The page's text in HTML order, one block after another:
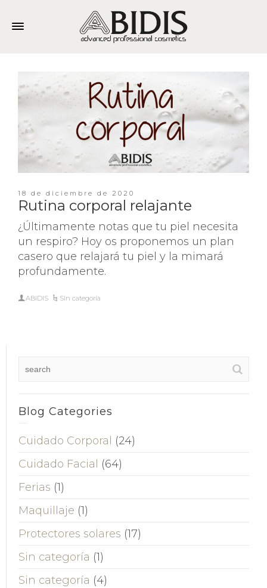
18 de diciembre de 2020
Rutina corporal relajante
¿Últimamente notas que tu piel necesita
un respiro? Hoy os proponemos un plan
casero que relajará tu piel y la mimará
profundamente.
ABIDIS Sin categoría
Blog Categories
Cuidado Corporal
(24)
Cuidado Facial
(64)
Ferias (1)
Maquillaje (1)
Protectores solares (17)
Sin categoría (1)
Sin categoría (4)